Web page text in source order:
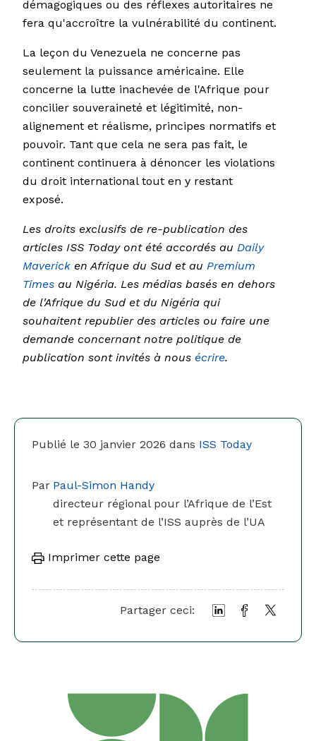
Publié le 30 janvier 2026 dans ISS Today
Par Paul-Simon Handy
directeur régional pour l’Afrique de l’Est
et représentant de l’ISS auprès de l’UA
Imprimer cette page
Partager ceci:
démagogiques ou des réflexes autoritaires ne
fera qu'accroître la vulnérabilité du continent.
La leçon du Venezuela ne concerne pas
seulement la puissance américaine. Elle
concerne la lutte inachevée de l'Afrique pour
concilier souveraineté et légitimité, non-
alignement et réalisme, principes normatifs et
pouvoir. Tant que cela ne sera pas fait, le
continent continuera à dénoncer les violations
du droit international tout en y restant
exposé.
Les droits exclusifs de re-publication des
articles ISS Today ont été accordés au Daily
Maverick en Afrique du Sud et au Premium
Times au Nigéria. Les médias basés en dehors
de l'Afrique du Sud et du Nigéria qui
souhaitent republier des articles ou faire une
demande concernant notre politique de
publication sont invités à nous écrire.